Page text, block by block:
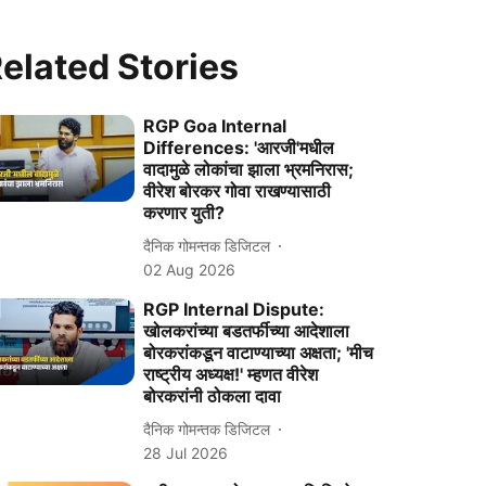
Stories
RGP Goa Internal
Differences: 'आरजी'मधील
वादामुळे लोकांचा झाला भ्रमनिरास;
वीरेश बोरकर गोवा राखण्यासाठी
करणार युती?
दैनिक गोमन्तक डिजिटल
02 Aug 2026
RGP Internal Dispute:
खोलकरांच्‍या बडतर्फीच्‍या आदेशाला
बोरकरांकडून वाटाण्‍याच्‍या अक्षता; 'मीच
राष्ट्रीय अध्यक्ष!' म्हणत वीरेश
बोरकरांनी ठोकला दावा
दैनिक गोमन्तक डिजिटल
28 Jul 2026